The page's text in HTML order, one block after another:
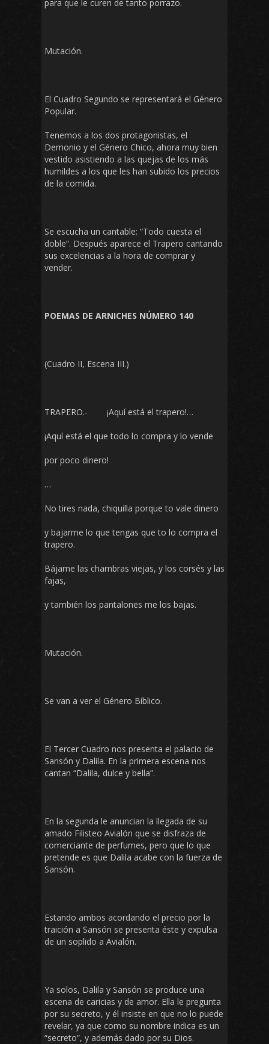
para que le curen de tanto porrazo.
Mutación.
El Cuadro Segundo se representará el Género
Popular.
Tenemos a los dos protagonistas, el
Demonio y el Género Chico, ahora muy bien
vestido asistiendo a las quejas de los más
humildes a los que les han subido los precios
de la comida.
Se escucha un cantable: “Todo cuesta el
doble”. Después aparece el Trapero cantando
sus excelencias a la hora de comprar y
vender.
POEMAS DE ARNICHES NÚMERO 140
(Cuadro II, Escena III.)
TRAPERO.- ¡Aquí está el trapero!…
¡Aquí está el que todo lo compra y lo vende
por poco dinero!
…
No tires nada, chiquilla porque to vale dinero
y bajarme lo que tengas que to lo compra el
trapero.
Bájame las chambras viejas, y los corsés y las
fajas,
y también los pantalones me los bajas.
Mutación.
Se van a ver el Género Bíblico.
El Tercer Cuadro nos presenta el palacio de
Sansón y Dalila. En la primera escena nos
cantan “Dalila, dulce y bella”.
En la segunda le anuncian la llegada de su
amado Filisteo Avialón que se disfraza de
comerciante de perfumes, pero que lo que
pretende es que Dalila acabe con la fuerza de
Sansón.
Estando ambos acordando el precio por la
traición a Sansón se presenta éste y expulsa
de un soplido a Avialón.
Ya solos, Dalila y Sansón se produce una
escena de caricias y de amor. Ella le pregunta
por su secreto, y él insiste en que no lo puede
revelar, ya que como su nombre indica es un
“secreto”, y además dado por su Dios.